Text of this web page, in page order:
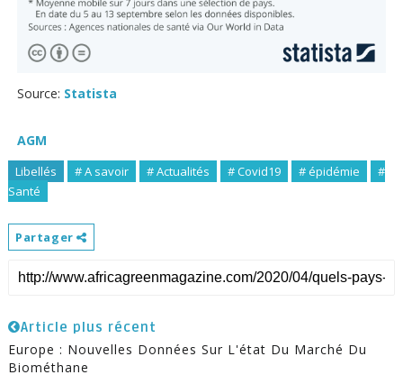
Source: Statista
AGM
Libellés # A savoir # Actualités # Covid19 # épidémie
#
Santé
Partager
Article plus récent
Europe : Nouvelles Données Sur L'état Du Marché Du
Biométhane